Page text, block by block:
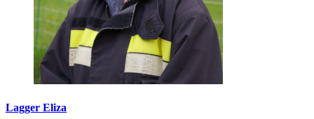
Lagger Eliza